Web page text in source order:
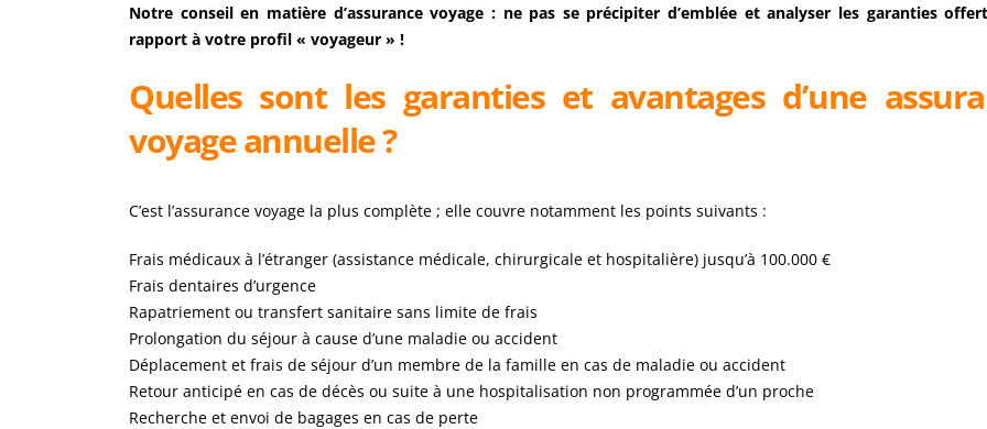
Notre conseil en matière d’assurance voyage : ne pas se précipiter d’emblée et analyser les garanties
rapport à votre profil « voyageur » !
Quelles sont les garanties et avantages d’une
voyage annuelle ?
C’est l’assurance voyage la plus complète ; elle couvre notamment les points suivants :
Frais médicaux à l’étranger (assistance médicale, chirurgicale et hospitalière) jusqu’à 100.000 €
Frais dentaires d’urgence
Rapatriement ou transfert sanitaire sans limite de frais
Prolongation du séjour à cause d’une maladie ou accident
Déplacement et frais de séjour d’un membre de la famille en cas de maladie ou accident
Retour anticipé en cas de décès ou suite à une hospitalisation non programmée d’un proche
Recherche et envoi de bagages en cas de perte